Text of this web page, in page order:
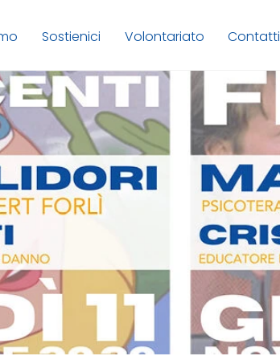
Sostienici Volontariato Contatti